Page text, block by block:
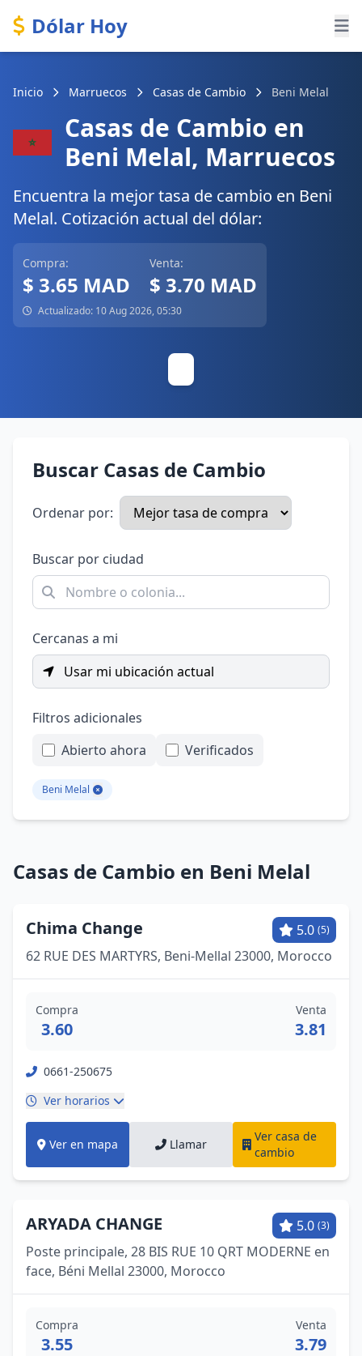
Dólar Hoy
Inicio Marruecos Casas de Cambio Beni Melal
Casas de Cambio en
Beni Melal, Marruecos
Encuentra la mejor tasa de cambio en Beni
Melal. Cotización actual del dólar:
Compra:
$ 3.65 MAD
Venta:
$ 3.70 MAD
Actualizado: 10 Aug 2026, 05:30
Buscar Casas de Cambio
Ordenar por:
Buscar por ciudad
Cercanas a mi
Usar mi ubicación actual
Filtros adicionales
Abierto ahora
Verificados
Beni Melal
Casas de Cambio en Beni Melal
Chima Change 5.0 (5)
62 RUE DES MARTYRS, Beni-Mellal 23000, Morocco
Compra
3.60
Venta
3.81
0661-250675
Ver horarios
Ver en mapa Llamar
Ver casa de
cambio
ARYADA CHANGE 5.0 (3)
Poste principale, 28 BIS RUE 10 QRT MODERNE en
face, Béni Mellal 23000, Morocco
Compra
3.55
Venta
3.79